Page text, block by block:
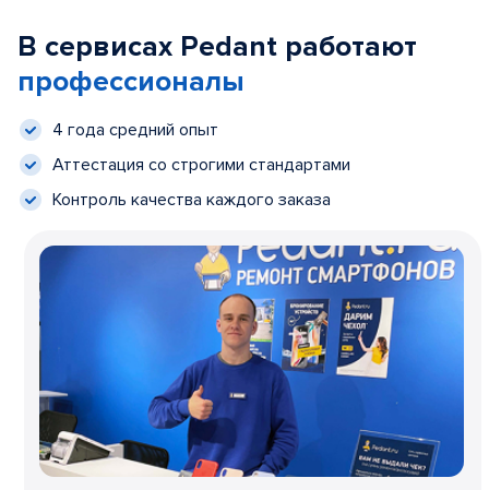
В сервисах Pedant работают
профессионалы
4 года средний опыт
Аттестация со строгими стандартами
Контроль качества каждого заказа